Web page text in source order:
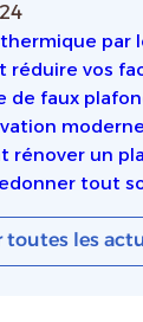
par
réduire vos
de faux
rénover un
tout
toutes les